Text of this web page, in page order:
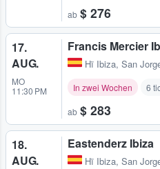
ab $ 276
17.
AUG.
MO
11:30 PM
Francis Mercier
Hï Ibiza, San
In zwei Wochen 6
ab $ 283
18.
AUG.
Eastenderz Ibiza
Hï Ibiza, San